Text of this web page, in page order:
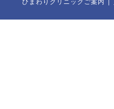
ひまわりクリニックご案内